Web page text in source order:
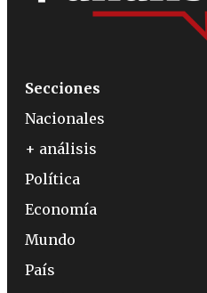
Secciones
Nacionales
+ análisis
Política
Economía
Mundo
País